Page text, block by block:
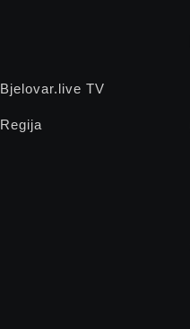
Bjelovar.live TV
Regija